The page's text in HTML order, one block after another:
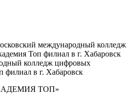
международный колледж
Топ филиал в г. Хабаровск
ТОП»